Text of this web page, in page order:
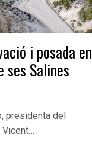
i posada en
ses Salines
presidenta del
Vicent…